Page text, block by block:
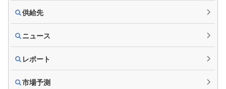
供給先
ニュース
レポート
市場予測